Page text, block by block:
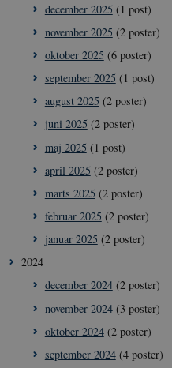
december 2025 (1 post)
november 2025 (2 poster)
oktober 2025 (6 poster)
september 2025 (1 post)
august 2025 (2 poster)
juni 2025 (2 poster)
maj 2025 (1 post)
april 2025 (2 poster)
marts 2025 (2 poster)
februar 2025 (2 poster)
januar 2025 (2 poster)
2024
december 2024(2 poster)
november 2024(3 poster)
oktober 2024(2 poster)
september 2024(4 poster)